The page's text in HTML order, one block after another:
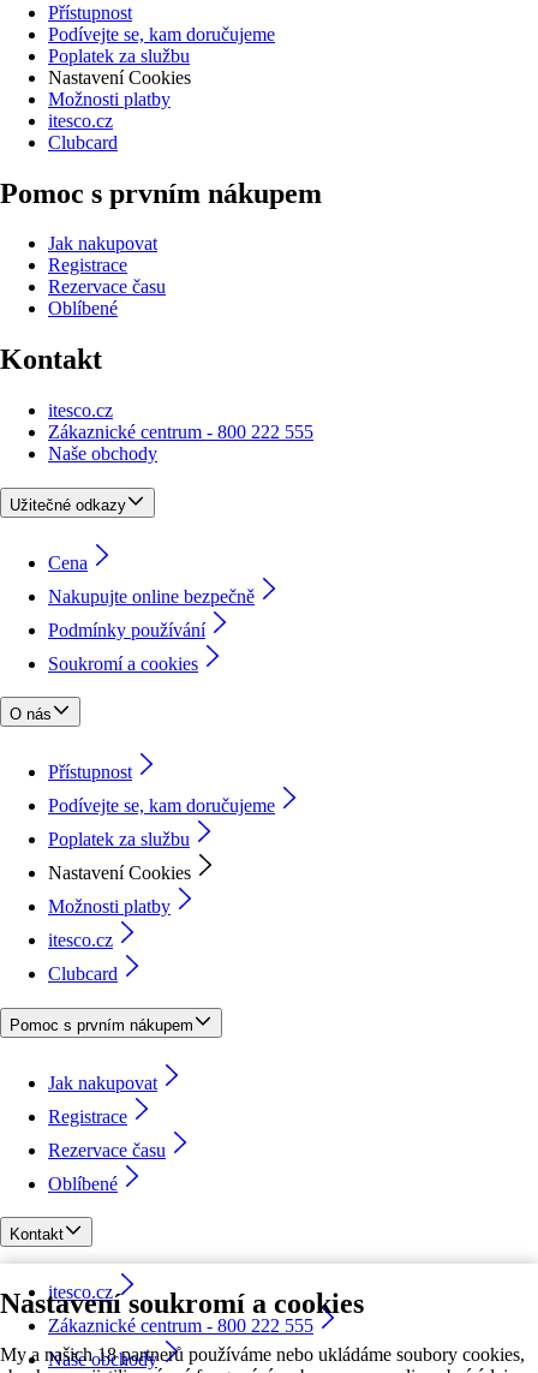
Nastavení soukromí a cookies
My a našich 18 partnerů používáme nebo ukládáme soubory cookies,
Přístupnost
Podívejte se, kam doručujeme
Poplatek za službu
Nastavení Cookies
Možnosti platby
itesco.cz
Clubcard
Pomoc s prvním nákupem
Jak nakupovat
Registrace
Rezervace času
Oblíbené
Kontakt
itesco.cz
Zákaznické centrum - 800 222 555
Naše obchody
Užitečné odkazy
Cena
Nakupujte online bezpečně
Podmínky používání
Soukromí a cookies
O nás
Přístupnost
Podívejte se, kam doručujeme
Poplatek za službu
Nastavení Cookies
Možnosti platby
itesco.cz
Clubcard
Pomoc s prvním nákupem
Jak nakupovat
Registrace
Rezervace času
Oblíbené
Kontakt
itesco.cz
Zákaznické centrum - 800 222 555
Naše obchody